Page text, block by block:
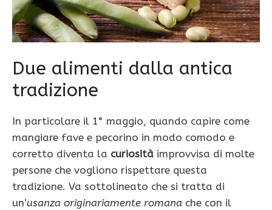
Due alimenti dalla antica
tradizione
In particolare il 1° maggio, quando capire come
mangiare fave e pecorino in modo comodo e
corretto diventa la curiosità improvvisa di molte
persone che vogliono rispettare questa
tradizione. Va sottolineato che si tratta di
un’usanza originariamente romana che con il